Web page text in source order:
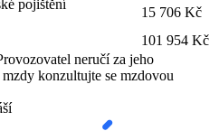
pojištění
15 706 Kč
101 954 Kč
neručí za jeho
konzultujte se mzdovou